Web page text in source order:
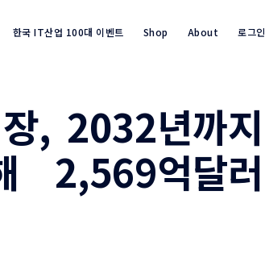
한국 IT산업 100대 이벤트 Shop About 로그인
info 검색
, 2032년까지
2,569억달러